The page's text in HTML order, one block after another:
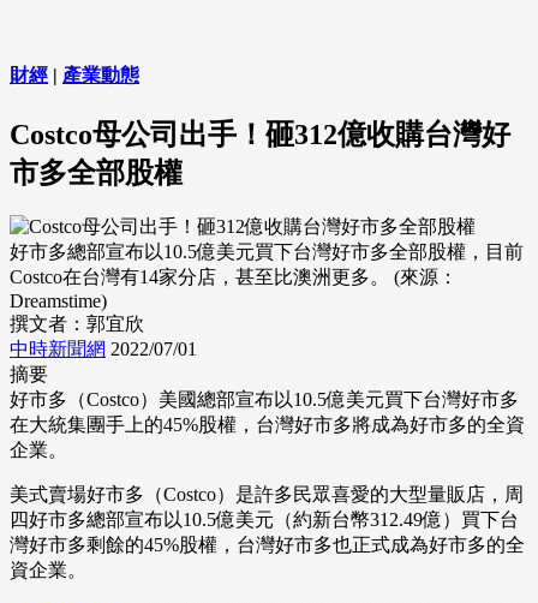
財經 | 產業動態
Costco母公司出手！砸312億收購台灣好
市多全部股權
好市多總部宣布以10.5億美元買下台灣好市多全部股權，目前
Costco在台灣有14家分店，甚至比澳洲更多。 (來源：
Dreamstime)
撰文者：郭宜欣
中時新聞網 2022/07/01
摘要
好市多（Costco）美國總部宣布以10.5億美元買下台灣好市多
在大統集團手上的45%股權，台灣好市多將成為好市多的全資
企業。
美式賣場好市多（Costco）是許多民眾喜愛的大型量販店，周
四好市多總部宣布以10.5億美元（約新台幣312.49億）買下台
灣好市多剩餘的45%股權，台灣好市多也正式成為好市多的全
資企業。